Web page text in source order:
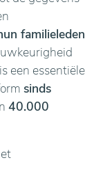
familieleden
een essentiële
sinds
40.000